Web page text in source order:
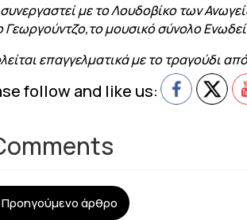
με το Λουδοβίκο των
Γεωργούντζο,το μουσικό σύνολο
επαγγελματικά με το τραγούδι
follow and like us:
Προηγούμενο άρθρο